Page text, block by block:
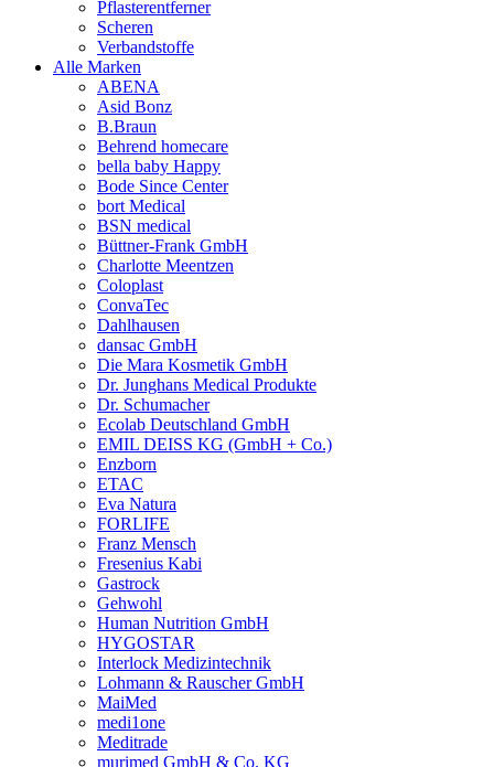
Pflasterentferner
Scheren
Verbandstoffe
Alle Marken
ABENA
Asid Bonz
B.Braun
Behrend homecare
bella baby Happy
Bode Since Center
bort Medical
BSN medical
Büttner-Frank GmbH
Charlotte Meentzen
Coloplast
ConvaTec
Dahlhausen
dansac GmbH
Die Mara Kosmetik GmbH
Dr. Junghans Medical Produkte
Dr. Schumacher
Ecolab Deutschland GmbH
EMIL DEISS KG (GmbH + Co.)
Enzborn
ETAC
Eva Natura
FORLIFE
Franz Mensch
Fresenius Kabi
Gastrock
Gehwohl
Human Nutrition GmbH
HYGOSTAR
Interlock Medizintechnik
Lohmann & Rauscher GmbH
MaiMed
medi1one
Meditrade
murimed GmbH & Co. KG